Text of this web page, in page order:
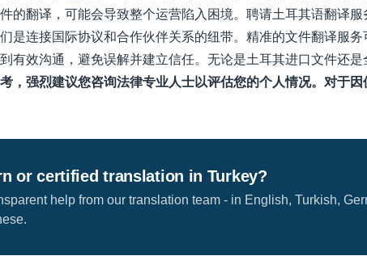
的翻译，可能会导致整个运营陷入困境。聘请土耳其语翻译
是连接国际协议和合作伙伴关系的纽带。精准的文件翻译服
有效沟通，避免误解并建立信任。无论是土耳其进口文件还
，强烈建议您咨询法律专业人士以评估您的个人情况。对于
or certified translation in Turkey?
help from our translation team - in English, Turkish,